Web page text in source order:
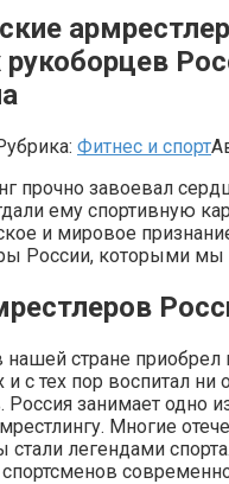
Фитнес и спорт
прочно завоевал
ему спортивную
и мировое
России, которыми мы
нашей стране приобрел
и с тех пор воспитал ни
Россия занимает одно
Многие
стали легендами